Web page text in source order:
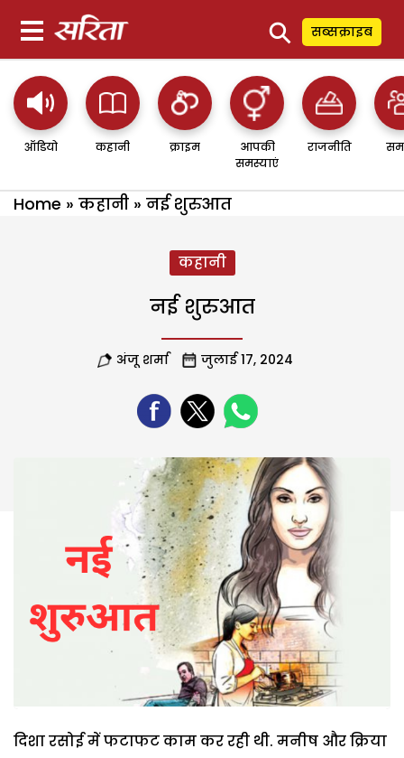
⚲ सब्सक्राइब
ऑडियो कहानी क्राइम
आपकी
समस्याएं
राजनीति
Home » कहानी » नई शुरुआत
कहानी
नई शुरुआत
अंजू शर्मा जुलाई 17, 2024
दिशा रसोई में फटाफट काम कर रही थी. मनीष और क्रिया